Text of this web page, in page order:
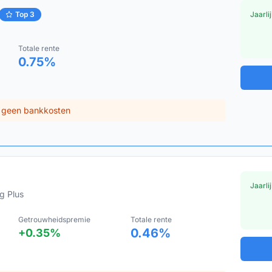
Top 3
Totale rente
0.75%
bankkosten
Plus
Getrouwheidspremie
+0.35%
Totale rente
0.46%